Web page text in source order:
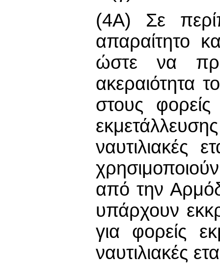
(4Α) Σε
απαραίτητο
ώστε να
ακεραιότητα
στους
ναυτιλιακές
από την
υπάρχουν
για φορείς
ναυτιλιακές